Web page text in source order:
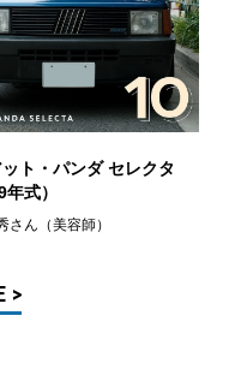
ト・パンダ セレクタ
年式）
ん（美容師）
>